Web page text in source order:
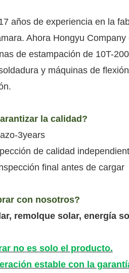
años de experiencia en la
Ahora Hongyu
de estampación de 10T-
y máquinas de
la calidad?
3years
de calidad
final antes de cargar
con nosotros?
remolque solar, energía
no es solo el producto.
estable con la